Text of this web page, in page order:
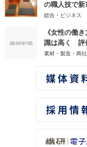
の職人技で新
総合・ビジネス
《女性の働
識は高く 評
素材・製造・商社